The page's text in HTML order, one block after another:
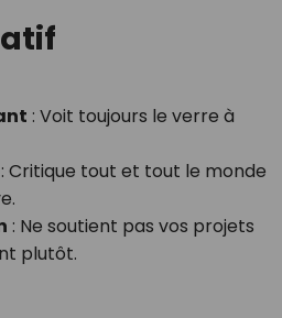
: Voit toujours le verre à
Critique tout et tout le monde
: Ne soutient pas vos projets
plutôt.